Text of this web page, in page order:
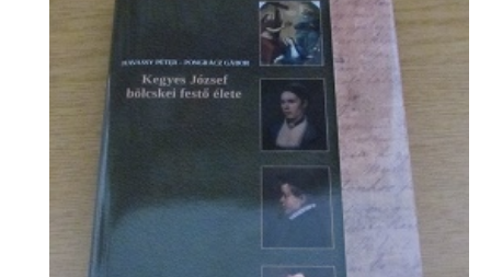
Kultúra
IKSZT - Integrált Közösségi és Szolgáltató Tér
Könyvtár